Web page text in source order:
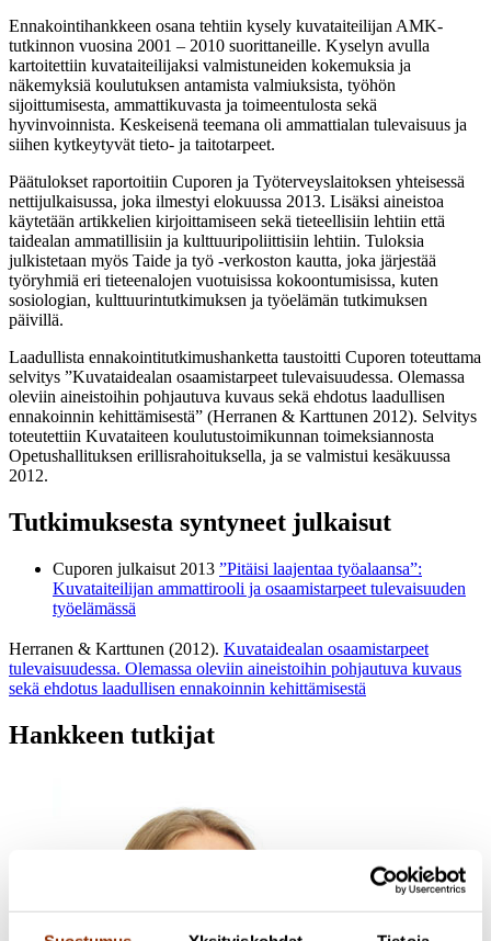
Ennakointihankkeen osana tehtiin kysely kuvataiteilijan AMK-
tutkinnon vuosina 2001 – 2010 suorittaneille. Kyselyn avulla
kartoitettiin kuvataiteilijaksi valmistuneiden kokemuksia ja
näkemyksiä koulutuksen antamista valmiuksista, työhön
sijoittumisesta, ammattikuvasta ja toimeentulosta sekä
hyvinvoinnista. Keskeisenä teemana oli ammattialan tulevaisuus ja
siihen kytkeytyvät tieto- ja taitotarpeet.
Päätulokset raportoitiin Cuporen ja Työterveyslaitoksen yhteisessä
nettijulkaisussa, joka ilmestyi elokuussa 2013. Lisäksi aineistoa
käytetään artikkelien kirjoittamiseen sekä tieteellisiin lehtiin että
taidealan ammatillisiin ja kulttuuripoliittisiin lehtiin. Tuloksia
julkistetaan myös Taide ja työ -verkoston kautta, joka järjestää
työryhmiä eri tieteenalojen vuotuisissa kokoontumisissa, kuten
sosiologian, kulttuurintutkimuksen ja työelämän tutkimuksen
päivillä.
Laadullista ennakointitutkimushanketta taustoitti Cuporen toteuttama
selvitys ”Kuvataidealan osaamistarpeet tulevaisuudessa. Olemassa
oleviin aineistoihin pohjautuva kuvaus sekä ehdotus laadullisen
ennakoinnin kehittämisestä” (Herranen & Karttunen 2012). Selvitys
toteutettiin Kuvataiteen koulutustoimikunnan toimeksiannosta
Opetushallituksen erillisrahoituksella, ja se valmistui kesäkuussa
2012.
Tutkimuksesta syntyneet julkaisut
Cuporen julkaisut 2013 ”Pitäisi laajentaa työalaansa”:
Kuvataiteilijan ammattirooli ja osaamistarpeet tulevaisuuden
työelämässä
Herranen & Karttunen (2012). Kuvataidealan osaamistarpeet
tulevaisuudessa. Olemassa oleviin aineistoihin pohjautuva kuvaus
sekä ehdotus laadullisen ennakoinnin kehittämisestä
Hankkeen tutkijat